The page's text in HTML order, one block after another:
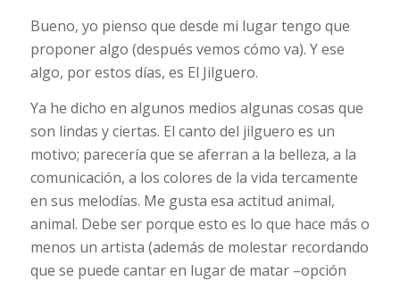
Bueno, yo pienso que desde mi lugar tengo que
proponer algo (después vemos cómo va). Y ese
algo, por estos días, es El Jilguero.
Ya he dicho en algunos medios algunas cosas que
son lindas y ciertas. El canto del jilguero es un
motivo; parecería que se aferran a la belleza, a la
comunicación, a los colores de la vida tercamente
en sus melodías. Me gusta esa actitud animal,
animal. Debe ser porque esto es lo que hace más o
menos un artista (además de molestar recordando
que se puede cantar en lugar de matar –opción